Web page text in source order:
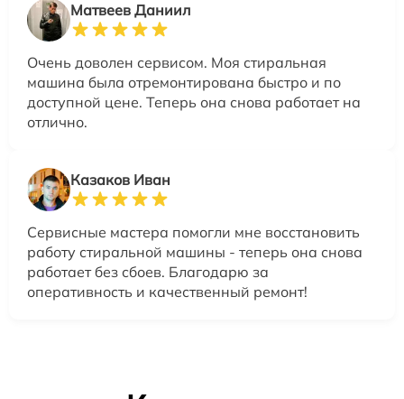
Матвеев Даниил
Очень доволен сервисом. Моя стиральная
машина была отремонтирована быстро и по
доступной цене. Теперь она снова работает на
отлично.
Казаков Иван
Сервисные мастера помогли мне восстановить
работу стиральной машины - теперь она снова
работает без сбоев. Благодарю за
оперативность и качественный ремонт!